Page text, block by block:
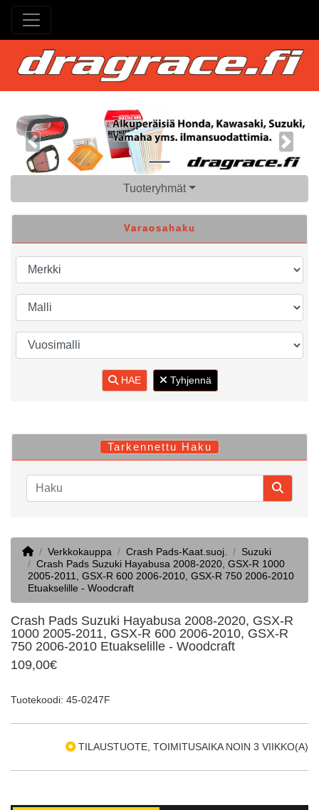
Previous Next
Tuoteryhmät
Varaosahaku
HAE Tyhjennä
Tarkennettu Haku
HomeVerkkokauppa Crash Pads-Kaat.suoj.
Suzuki
Crash Pads Suzuki Hayabusa 2008-2020, GSX-R 1000
2005-2011, GSX-R 600 2006-2010, GSX-R 750 2006-2010
Etuakselille - Woodcraft
Crash Pads Suzuki Hayabusa 2008-2020, GSX-R
1000 2005-2011, GSX-R 600 2006-2010, GSX-R
750 2006-2010 Etuakselille - Woodcraft
109,00€
Tuotekoodi: 45-0247F
TILAUSTUOTE, TOIMITUSAIKA NOIN 3 VIIKKO(A)